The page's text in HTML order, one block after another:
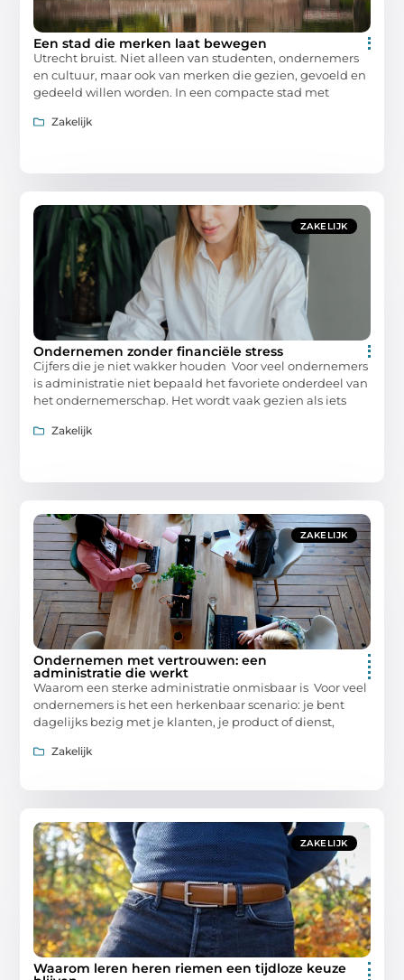
Een stad die merken laat bewegen
Utrecht bruist. Niet alleen van studenten, ondernemers
en cultuur, maar ook van merken die gezien, gevoeld en
gedeeld willen worden. In een compacte stad met
Zakelijk
ZAKELIJK
Ondernemen zonder financiële stress
Cijfers die je niet wakker houden Voor veel ondernemers
is administratie niet bepaald het favoriete onderdeel van
het ondernemerschap. Het wordt vaak gezien als iets
Zakelijk
ZAKELIJK
Ondernemen met vertrouwen: een
administratie die werkt
Waarom een sterke administratie onmisbaar is Voor veel
ondernemers is het een herkenbaar scenario: je bent
dagelijks bezig met je klanten, je product of dienst,
Zakelijk
ZAKELIJK
Waarom leren heren riemen een tijdloze keuze